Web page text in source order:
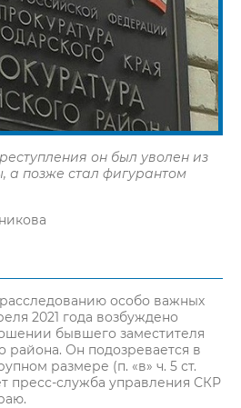
он был уволен из
а позже стал фигурантом
особо важных
2021 года возбуждено
бывшего заместителя
района. Он подозревается в
размере (п. «в» ч. 5 ст.
пресс-служба управления СКР